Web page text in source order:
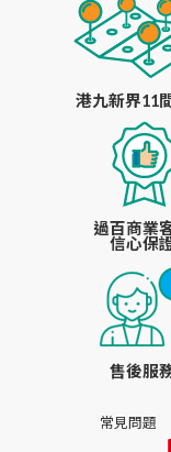
港九新界11
過百商業
信心保
售後服
常見問題